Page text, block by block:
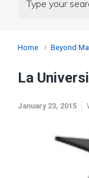
Home Beyond
La
January 23, 2015